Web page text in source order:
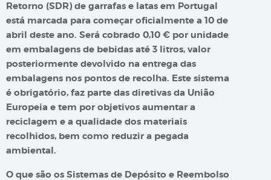
Retorno (SDR) de garrafas e latas em Portugal
está marcada para começar oficialmente a 10 de
abril deste ano. Será cobrado 0,10 € por unidade
em embalagens de bebidas até 3 litros, valor
posteriormente devolvido na entrega das
embalagens nos pontos de recolha. Este sistema
é obrigatório, faz parte das diretivas da União
Europeia e tem por objetivos aumentar a
reciclagem e a qualidade dos materiais
recolhidos, bem como reduzir a pegada
ambiental.
O que são os Sistemas de Depósito e Reembolso